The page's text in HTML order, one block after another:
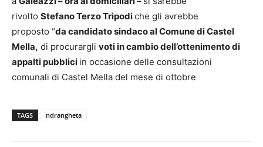
rivolto Stefano Terzo Tripodiche gli avrebbe
proposto “da candidato sindaco al Comune di Castel
Mella, di procurargli voti in cambio dell’ottenimento di
appalti pubblici in occasione delle consultazioni
comunali di Castel Mella del mese di ottobre
TAGS ndrangheta